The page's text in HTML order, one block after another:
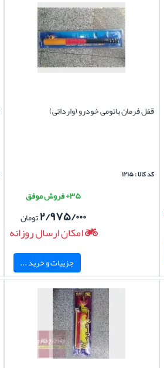
قفل فرمان باتومی خودرو (وارداتی)
کد کالا : ۱۲۱۵
۳۵+ فروش موفق
۲/۹۷۵/۰۰۰تومان
امکان ارسال روزانه
جزییات و خرید ...